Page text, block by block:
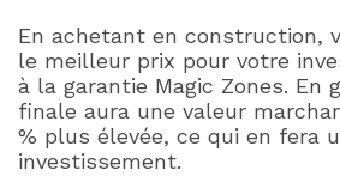
En achetant en construction,
le meilleur prix pour votre
à la garantie Magic Zones. En
finale aura une valeur
% plus élevée, ce qui en fera
investissement.